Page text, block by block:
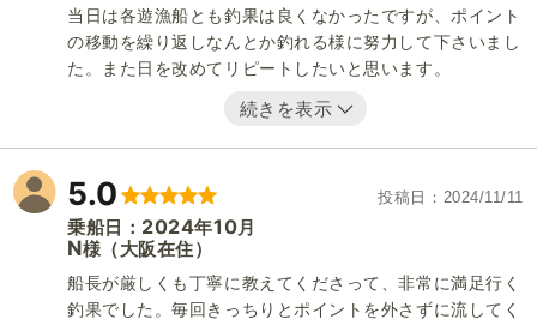
当日は各遊漁船とも釣果は良くなかったですが、ポイント
の移動を繰り返しなんとか釣れる様に努力して下さいまし
た。また日を改めてリピートしたいと思います。
続きを表示
5.0 投稿日 2024/11/11
乗船日： 2024年10月
N様 （大阪在住）
船長が厳しくも丁寧に教えてくださって、非常に満足行く
釣果でした。毎回きっちりとポイントを外さずに流してく